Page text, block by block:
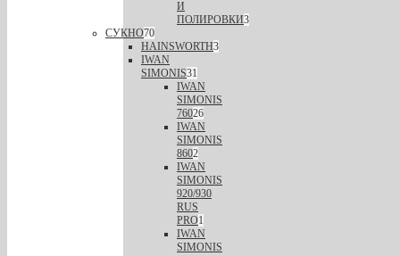
И
ПОЛИРОВКИ3
СУКНО70
HAINSWORTH3
IWAN
SIMONIS31
IWAN
SIMONIS
76026
IWAN
SIMONIS
8602
IWAN
SIMONIS
920/930
RUS
PRO1
IWAN
SIMONIS